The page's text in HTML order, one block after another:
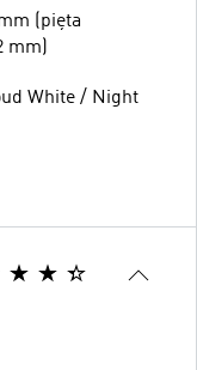
(pięta
mm)
White / Night